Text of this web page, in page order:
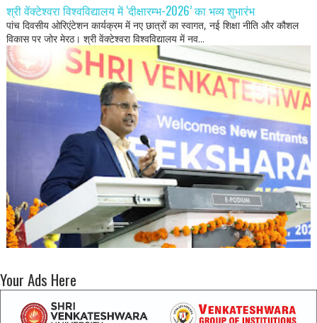
श्री वेंक्टेश्वरा विश्वविद्यालय में ‘दीक्षारम्भ-2026’ का भव्य शुभारंभ
पांच दिवसीय ओरिएंटेशन कार्यक्रम में नए छात्रों का स्वागत, नई शिक्षा नीति और कौशल
विकास पर जोर मेरठ। श्री वेंक्टेश्वरा विश्वविद्यालय में नव...
Your Ads Here